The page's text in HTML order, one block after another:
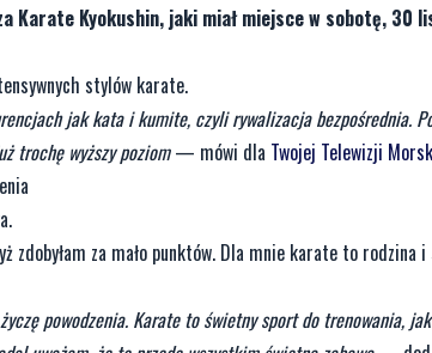
Karate Kyokushin, jaki miał miejsce w sobotę, 30
stylów karate.
jak kata i kumite, czyli rywalizacja bezpośrednia.
trochę wyższy poziom— mówi dla Twojej Telewizji
za mało punktów. Dla mnie karate to rodzina i
powodzenia. Karate to świetny sport do trenowania,